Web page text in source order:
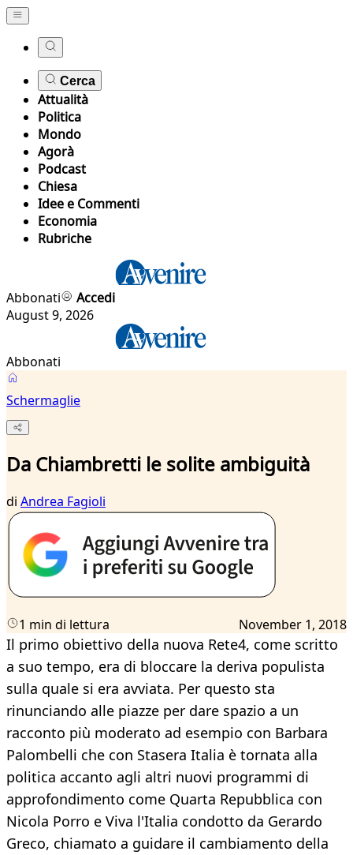
Cerca
Attualità
Politica
Mondo
Agorà
Podcast
Chiesa
Idee e Commenti
Economia
Rubriche
Abbonati
Accedi
August 9, 2026
Abbonati
Schermaglie
Da Chiambretti le solite ambiguità
di Andrea Fagioli
1 min di lettura November 1, 2018
Il primo obiettivo della nuova Rete4, come scritto
a suo tempo, era di bloccare la deriva populista
sulla quale si era avviata. Per questo sta
rinunciando alle piazze per dare spazio a un
racconto più moderato ad esempio con Barbara
Palombelli che con Stasera Italia è tornata alla
politica accanto agli altri nuovi programmi di
approfondimento come Quarta Repubblica con
Nicola Porro e Viva l'Italia condotto da Gerardo
Greco, chiamato a guidare il cambiamento della